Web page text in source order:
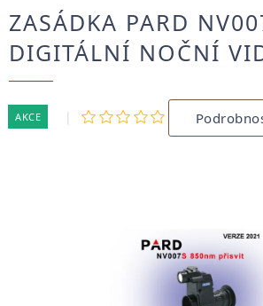
ZASÁDKA PARD
DIGITÁLNÍ NOČNÍ
AKCE
Průměrné
hodnocení
produktu